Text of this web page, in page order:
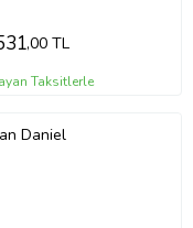
,00 TL
Taksitlerle
Daniel